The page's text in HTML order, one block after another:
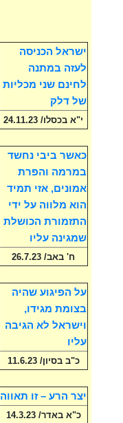
ישראל הכניסה
לעזה במתנה
לחינם שני מכליות
של דלק
י"א בכסלו/ 24.11.23
כאשר ביבי נחשד
במרמה והפרת
אמונים, אזי תמיד
הוא מלווה על ידי
התזמורת הכושלת
שמגינה עליו
ח' באב/ 26.7.23
על הפיגוע שהיה
בצומת מגידו,
וישראל לא הגיבה
עליו
כ"ב בסיון/ 11.6.23
יצר הרע – זו תאווה
כ"א באדר/ 14.3.23